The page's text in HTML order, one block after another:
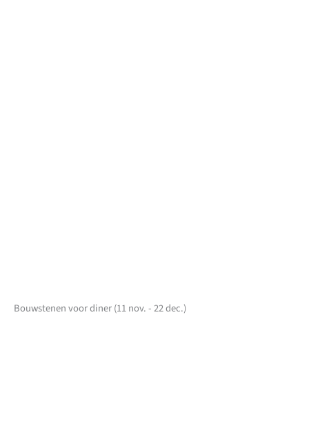
Bouwstenen voor diner (11 nov. - 22 dec.)